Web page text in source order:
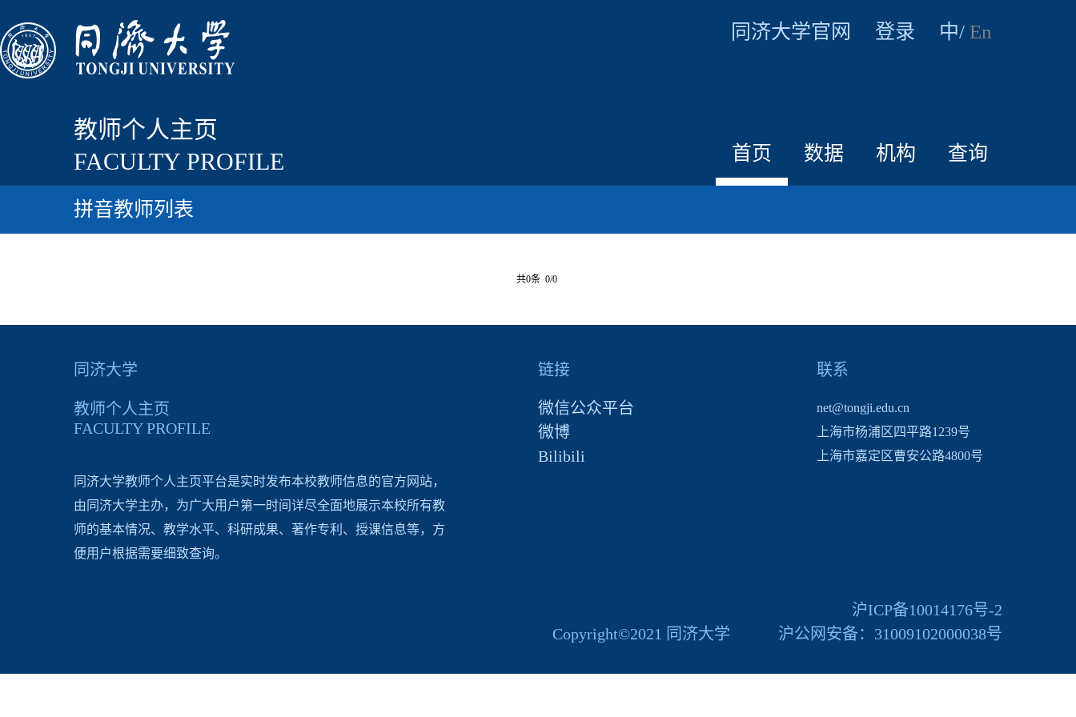
同济大学官网 登录 中/ En
教师个人主页
FACULTY PROFILE
首页 数据 机构 查询
拼音教师列表
共0条 0/0
同济大学
教师个人主页
FACULTY PROFILE
同济大学教师个人主页平台是实时发布本校教师信息的官方网站，
由同济大学主办，为广大用户第一时间详尽全面地展示本校所有教
师的基本情况、教学水平、科研成果、著作专利、授课信息等，方
便用户根据需要细致查询。
链接
微信公众平台
微博
Bilibili
联系
net@tongji.edu.cn
上海市杨浦区四平路1239号
上海市嘉定区曹安公路4800号
沪ICP备10014176号-2
Copyright©2021 同济大学
沪公网安备：31009102000038号